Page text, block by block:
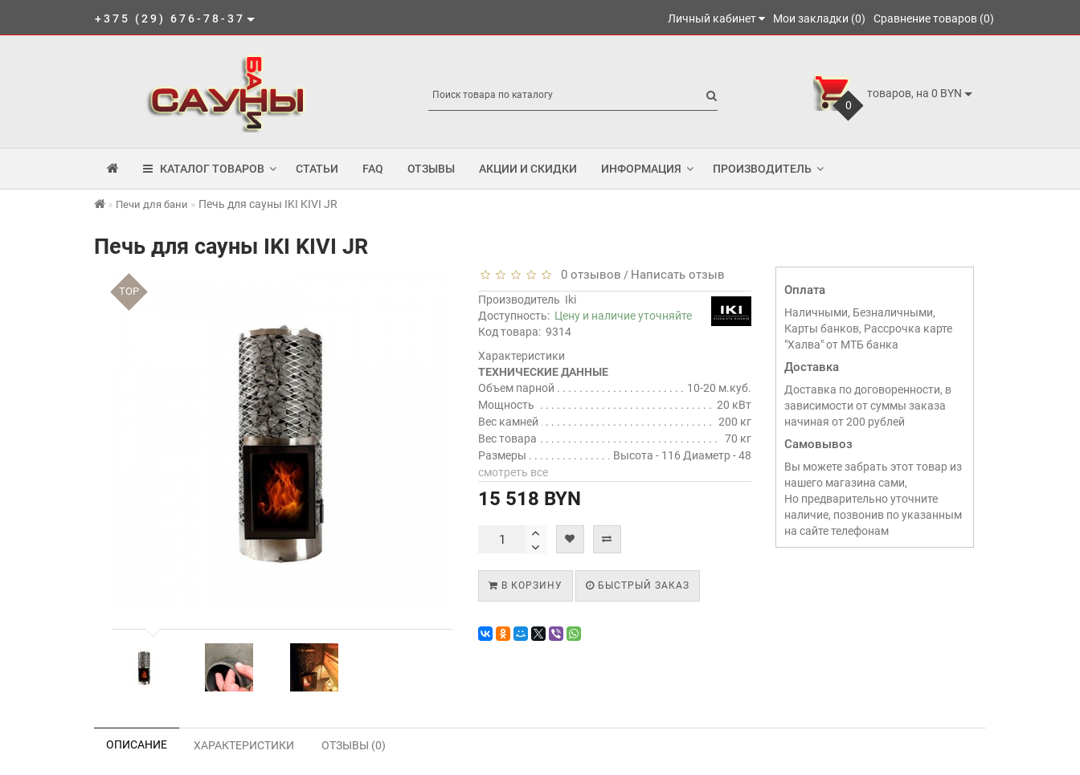
+375 (29) 676-78-37 Личный кабинет Мои закладки (0) Сравнение товаров (0)
0
товаров, на 0 BYN
КАТАЛОГ ТОВАРОВ СТАТЬИ FAQ ОТЗЫВЫ АКЦИИ И СКИДКИ ИНФОРМАЦИЯ ПРОИЗВОДИТЕЛЬ
Печи для бани Печь для сауны IKI KIVI JR
Печь для сауны IKI KIVI JR
TOP
0 отзывов / Написать отзыв
Производитель Iki
Доступность: Цену и наличие уточняйте
Код товара: 9314
Характеристики
ТЕХНИЧЕСКИЕ ДАННЫЕ
Объем парной
10-20 м.куб.
Мощность
20 кВт
Вес камней
200 кг
Вес товара
70 кг
Размеры
Высота - 116 Диаметр - 48
смотреть все
15 518 BYN
В КОРЗИНУ БЫСТРЫЙ ЗАКАЗ
Оплата
Наличными, Безналичными,
Карты банков, Рассрочка карте
"Халва" от МТБ банка
Доставка
Доставка по договоренности, в
зависимости от суммы заказа
начиная от 200 рублей
Самовывоз
Вы можете забрать этот товар из
нашего магазина сами,
Но предварительно уточните
наличие, позвонив по указанным
на сайте телефонам
ОПИСАНИЕ ХАРАКТЕРИСТИКИ ОТЗЫВЫ (0)